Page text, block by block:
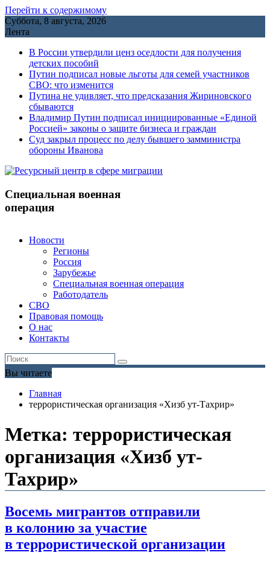
Перейти к содержимому
Суббота, 8 августа, 2026
Лента
В России утвердили ценз оседлости для получения
детских пособий
Путин подписал новые льготы для семей участников
СВО: что изменится
Путина не удивляет, что предсказания Жириновского
сбываются
Владимир Путин подписал инициированные «Единой
Россией» законы о защите бизнеса и граждан
Cуд закрыл процесс по делу бывшего замминистра
обороны Иванова
Специальная военная
операция
Новости
Регионы
Россия
Зарубежье
Специальная военная операция
Работодатель
СВО
Правовая помощь
О нас
Контакты
Вы читаете
Главная
террористическая организация «Хизб ут-Тахрир»
Метка: террористическая
организация «Хизб ут-
Тахрир»
Восемь мигрантов отправили
в колонию за участие
в террористической организации